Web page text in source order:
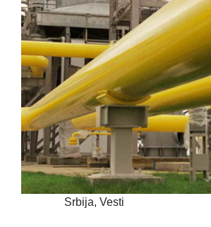
Srbija, Vesti